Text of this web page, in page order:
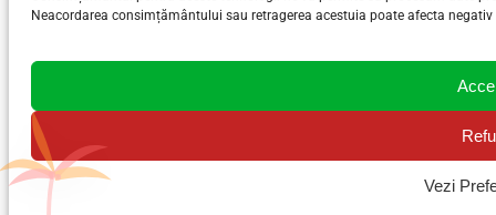
Neacordarea consimțământului sau retragerea acestuia poate afecta
Vezi